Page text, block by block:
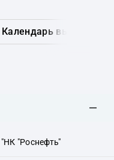
Календарь выплат
"Роснефть"